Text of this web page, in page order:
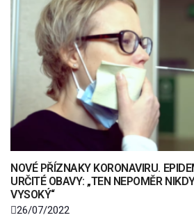
NOVÉ PŘÍZNAKY KORONAVIRU.
URČITÉ OBAVY: „TEN NEPOMĚR
VYSOKÝ“
26/07/2022